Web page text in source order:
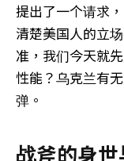
提出了一个请求
清楚美国人的立
准，我们今天就
性能？乌克兰有
弹。
战斧的身